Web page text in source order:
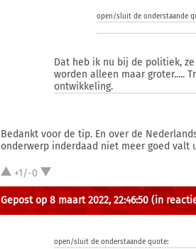
open/sluit de onderstaande
Dat heb ik nu bij de politiek,
worden alleen maar groter.....
ontwikkeling.
Bedankt voor de tip. En over de
onderwerp inderdaad niet meer goed valt
+1/-0
Gepost op 8 maart 2022, 22:46:50 (in
open/sluit de onderstaande quote: